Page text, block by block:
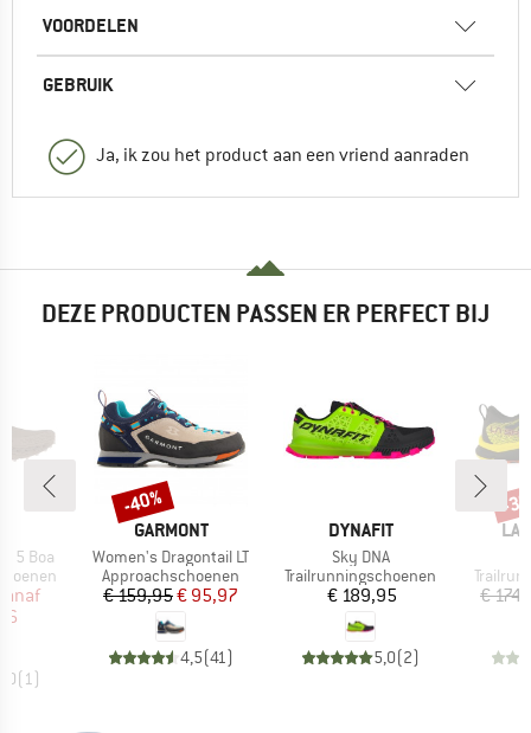
VOORDELEN
GEBRUIK
Ja, ik zou het product aan een vriend aanraden
DEZE PRODUCTEN PASSEN ER PERFECT BIJ
5 Boa
prijs
( 1)
MERK
GARMONT
Artikel
Women's Dragontail LT
Productgroep
Approachschoenen
Prijs
€ 159,95Verlaagde prijs
€ 95,97
4,5(41)
Korting
-40%
MERK
DYNAFIT
Artikel
Sky DNA
Productgroep
Trailrunningschoenen
Prijs
€ 189,95
5,0(2)
LA
€
-